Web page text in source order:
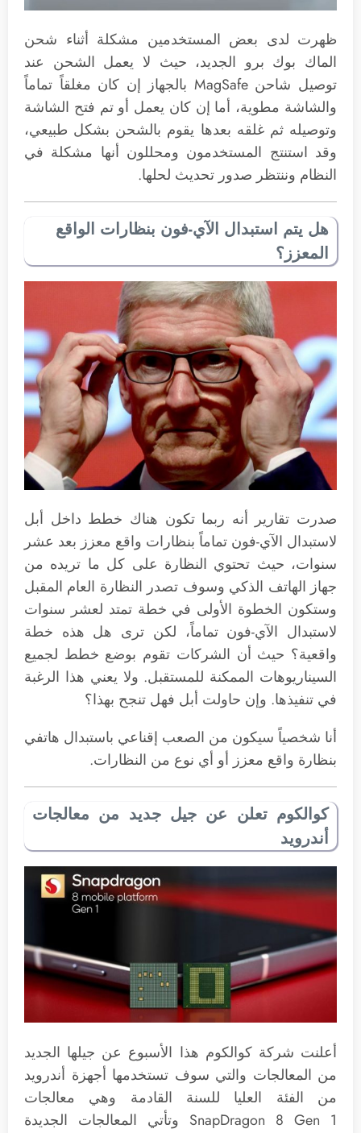
ظهرت لدى بعض المستخدمين مشكلة أثناء شحن
الماك بوك برو الجديد، حيث لا يعمل الشحن عند
توصيل شاحن MagSafe بالجهاز إن كان مغلقاً تماماً
والشاشة مطوية، أما إن كان يعمل أو تم فتح الشاشة
وتوصيله ثم غلقه بعدها يقوم بالشحن بشكل طبيعي،
وقد استنتج المستخدمون ومحللون أنها مشكلة في
النظام وننتظر صدور تحديث لحلها.
هل يتم استبدال الآي-فون بنظارات الواقع
المعزز؟
صدرت تقارير أنه ربما تكون هناك خطط داخل أبل
لاستبدال الآي-فون تماماً بنظارات واقع معزز بعد عشر
سنوات، حيث تحتوي النظارة على كل ما تريده من
جهاز الهاتف الذكي وسوف تصدر النظارة العام المقبل
وستكون الخطوة الأولى في خطة تمتد لعشر سنوات
لاستبدال الآي-فون تماماً، لكن ترى هل هذه خطة
واقعية؟ حيث أن الشركات تقوم بوضع خطط لجميع
السيناريوهات الممكنة للمستقبل. ولا يعني هذا الرغبة
في تنفيذها. وإن حاولت أبل فهل تنجح بهذا؟
أنا شخصياً سيكون من الصعب إقناعي باستبدال هاتفي
بنظارة واقع معزز أو أي نوع من النظارات.
كوالكوم تعلن عن جيل جديد من معالجات
أندرويد
أعلنت شركة كوالكوم هذا الأسبوع عن جيلها الجديد
من المعالجات والتي سوف تستخدمها أجهزة أندرويد
من الفئة العليا للسنة القادمة وهي معالجات
SnapDragon 8 Gen 1 وتأتي المعالجات الجديدة